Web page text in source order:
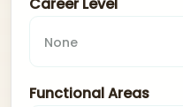
None
Functional Areas